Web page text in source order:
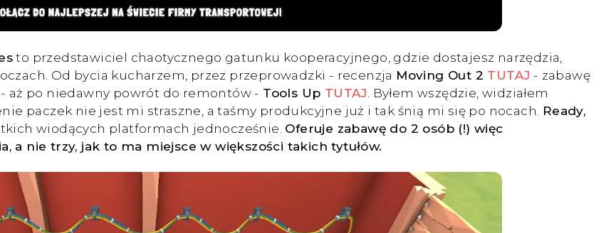
to przedstawiciel chaotycznego gatunku kooperacyjnego, gdzie dostajesz narzędzia,
Od bycia kucharzem, przez przeprowadzki - recenzja Moving Out 2 TUTAJ - zabawę
- aż po niedawny powrót do remontów - Tools Up TUTAJ . Byłem wszędzie, widziałem
paczek nie jest mi straszne, a taśmy produkcyjne już i tak śnią mi się po nocach. Ready,
wiodących platformach jednocześnie. Oferuje zabawę do 2 osób (!) więc
a nie trzy, jak to ma miejsce w większości takich tytułów.